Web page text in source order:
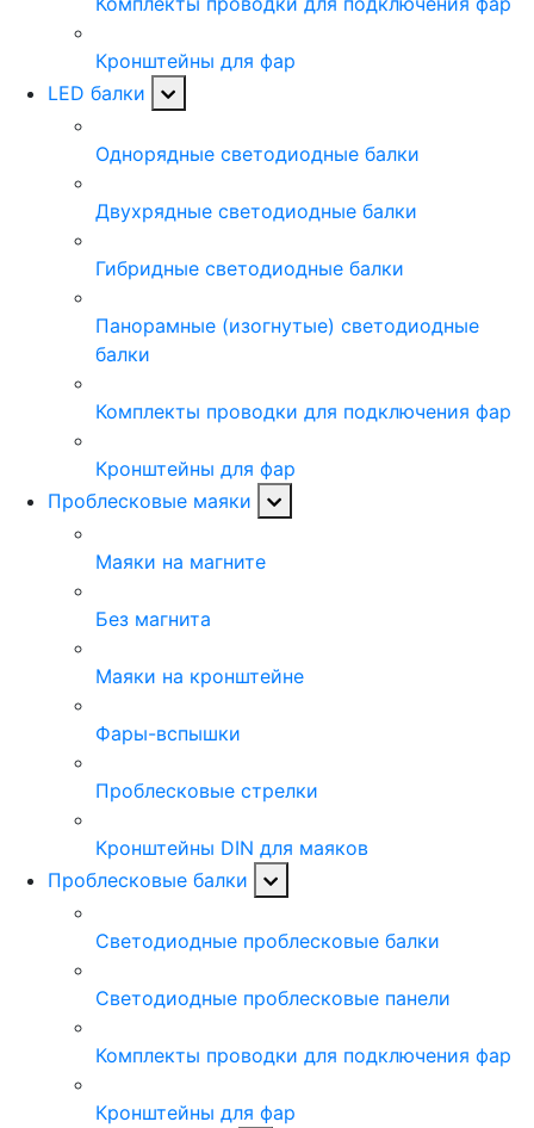
Кронштейны для фар
LED балки
Однорядные светодиодные балки
Двухрядные светодиодные балки
Гибридные светодиодные балки
Панорамные (изогнутые) светодиодные
балки
Комплекты проводки для подключения фар
Кронштейны для фар
Проблесковые маяки
Маяки на магните
Без магнита
Маяки на кронштейне
Фары-вспышки
Проблесковые стрелки
Кронштейны DIN для маяков
Проблесковые балки
Светодиодные проблесковые балки
Светодиодные проблесковые панели
Комплекты проводки для подключения фар
Кронштейны для фар